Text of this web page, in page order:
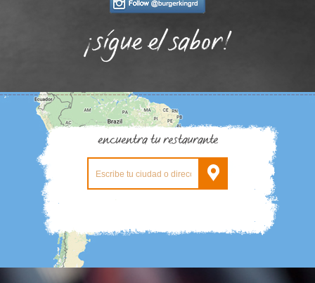
¡sígue el sabor!
encuentra tu restaurante